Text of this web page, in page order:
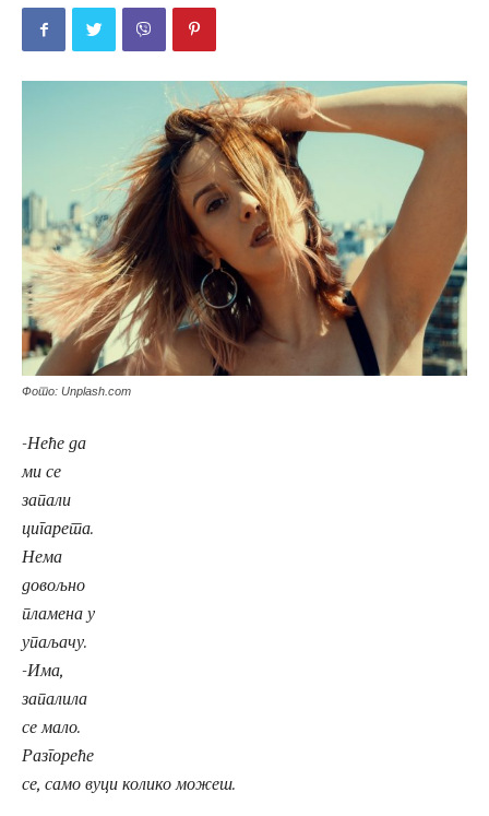
Фото: Unplash.com
-Неће да
ми се
запали
цигарета.
Нема
довољно
пламена у
упаљачу.
-Има,
запалила
се мало.
Разгореће
се, само вуци колико можеш.